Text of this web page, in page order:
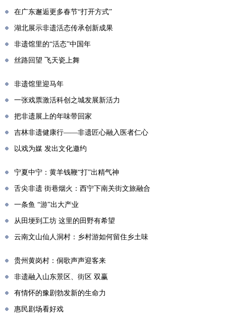
在广东邂逅更多春节“打开方式”
湖北展示非遗活态传承创新成果
非遗馆里的“活态”中国年
丝路回望 飞天瓷上舞
非遗馆里迎马年
一张戏票激活科创之城发展新活力
把非遗展上的年味带回家
吉林非遗健康行——非遗匠心融入医者仁心
以戏为媒 发出文化邀约
宁夏中宁：黄羊钱鞭“打”出精气神
舌尖非遗 街巷烟火：西宁下南关街文旅融合
一条鱼 “游”出大产业
从田埂到工坊 这里的田野有希望
云南文山仙人洞村：乡村游如何留住乡土味
贵州黄岗村：侗歌声声迎客来
非遗融入山东景区、街区 双赢
有情怀的豫剧勃发新的生命力
惠民剧场看好戏